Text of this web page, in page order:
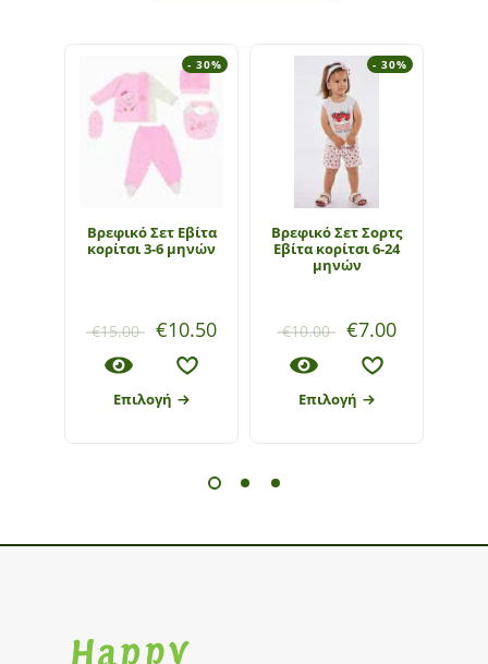
- 30%
Βρεφικό Σετ Εβίτα
κορίτσι 3-6 μηνών
€15.00 €10.50
Επιλογή
- 30%
Bρεφικό Σετ Σορτς
Εβίτα κορίτσι 6-24
μηνών
€10.00 €7.00
Επιλογή